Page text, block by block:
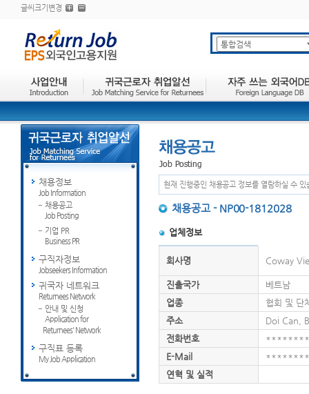
글씨크기변경
채용정보
Job Information
채용공고
Job Posting
기업 PR
Business PR
구직자정보
Jobseekers Information
귀국자 네트워크
Returnees Network
안내 및 신청
Application for
Returnees' Network
구직표 등록
My Job Application
현재 진행중인 채용공고 정보를 열람하실 수 있
채용공고 - NP00-1812028
업체정보
회사명 Coway
진출국가
베트남
업종
협회 및 단
주소
Doi Can,
전화번호
E-Mail
연혁 및 실적